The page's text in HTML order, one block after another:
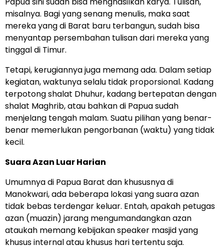
misalnya. Bagi yang senang menulis, maka saat
mereka yang di Barat baru terbangun, sudah bisa
menyantap persembahan tulisan dari mereka yang
tinggal di Timur.
Tetapi, kerugiannya juga memang ada. Dalam setiap
kegiatan, waktunya selalu tidak proporsional. Kadang
terpotong shalat Dhuhur, kadang bertepatan dengan
shalat Maghrib, atau bahkan di Papua sudah
menjelang tengah malam. Suatu pilihan yang benar-
benar memerlukan pengorbanan (waktu) yang tidak
kecil.
Suara Azan Luar Harian
Umumnya di Papua Barat dan khususnya di
Manokwari, ada beberapa lokasi yang suara azan
tidak bebas terdengar keluar. Entah, apakah petugas
azan (muazin) jarang mengumandangkan azan
ataukah memang kebijakan speaker masjid yang
khusus internal atau khusus hari tertentu saja.